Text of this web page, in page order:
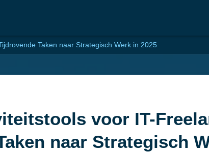
Taken naar Strategisch Werk in 2025
voor IT-
naar Strategisch